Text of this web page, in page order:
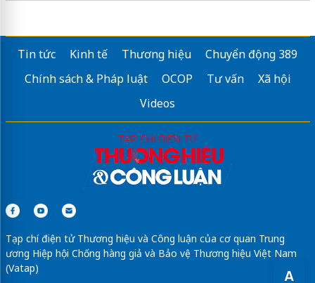
A
Tin tức Kinh tế Thương hiệu
Chuyển động 389
Chính sách & Pháp luật
OCOP Tư vấn
Xã hội
Videos
Tạp chí điện tử Thương hiệu và Công luận của cơ quan Trung
ương Hiệp hội Chống hàng giả và Bảo vệ Thương hiệu Việt Nam
(Vatap)